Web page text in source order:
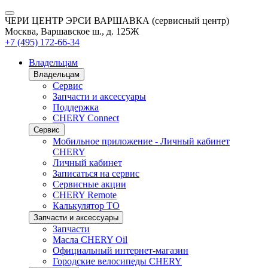
ЧЕРИ ЦЕНТР ЭРСИ ВАРШАВКА (сервисный центр)
Москва, Варшавское ш., д. 125Ж
+7 (495) 172-66-34
Владельцам
Владельцам
Сервис
Запчасти и аксессуары
Поддержка
CHERY Connect
Сервис
Мобильное приложение - Личный кабинет
CHERY
Личный кабинет
Записаться на сервис
Сервисные акции
CHERY Remote
Калькулятор ТО
Запчасти и аксессуары
Запчасти
Масла CHERY Oil
Официальный интернет-магазин
Городские велосипеды CHERY